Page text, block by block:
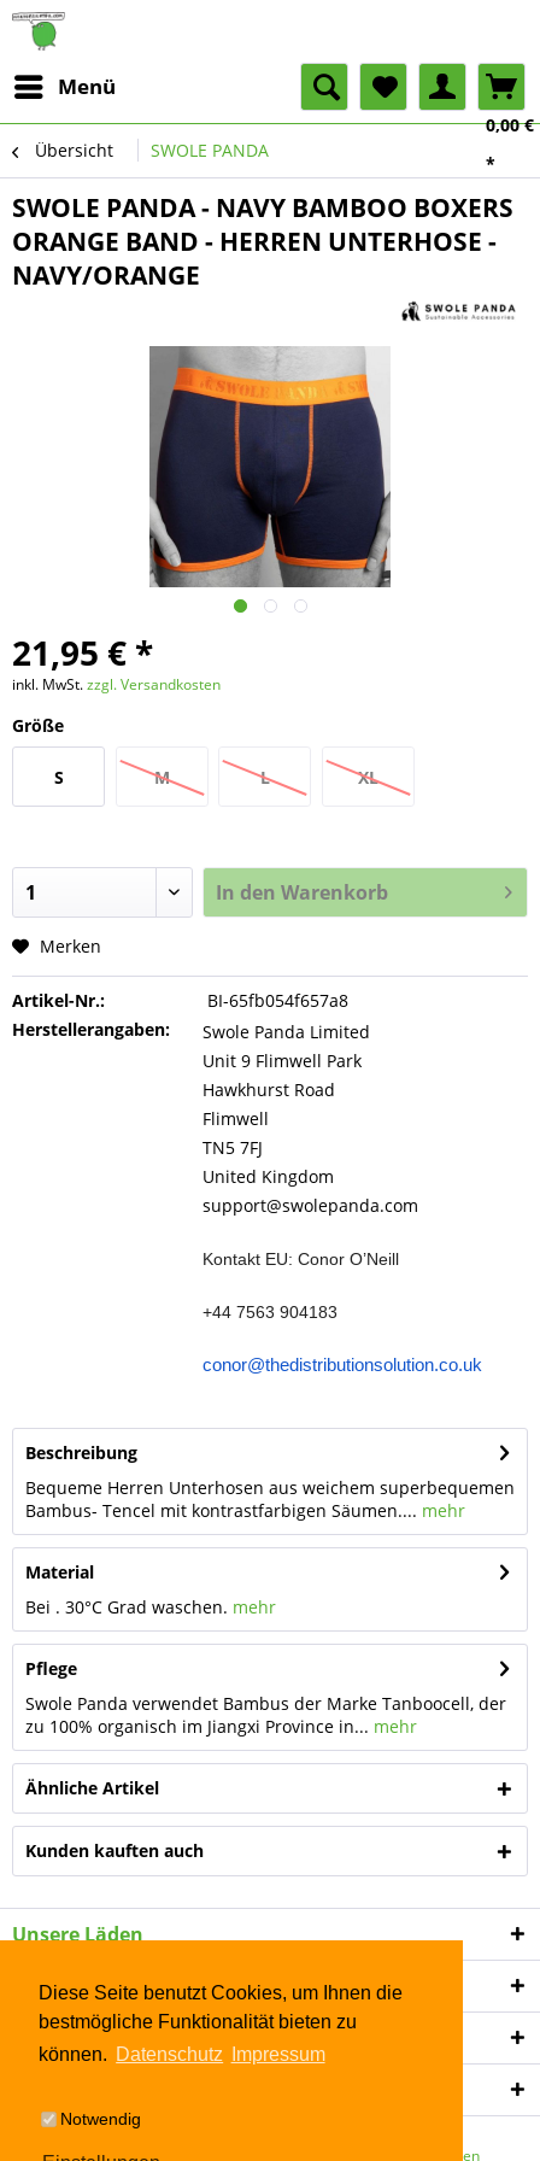
Diese Seite benutzt Cookies, um Ihnen die
bestmögliche Funktionalität bieten zu
können. Datenschutz Impressum
Notwendig
Menü
0,00 €
*
Übersicht SWOLE PANDA
SWOLE PANDA - NAVY BAMBOO BOXERS
ORANGE BAND - HERREN UNTERHOSE -
NAVY/ORANGE
21,95 € *
inkl. MwSt.zzgl. Versandkosten
Größe
S M L XL
In den Warenkorb
Merken
Artikel-Nr.:
BI-65fb054f657a8
Herstellerangaben:
Swole Panda Limited
Unit 9 Flimwell Park
Hawkhurst Road
Flimwell
TN5 7FJ
United Kingdom
support@swolepanda.com
Kontakt EU: Conor O’Neill
+44 7563 904183
conor@thedistributionsolution.co.uk
Beschreibung
Bequeme Herren Unterhosen aus weichem superbequemen
Bambus- Tencel mit kontrastfarbigen Säumen.... mehr
Material
Bei . 30°C Grad waschen. mehr
Pflege
Swole Panda verwendet Bambus der Marke Tanboocell, der
zu 100% organisch im Jiangxi Province in... mehr
Ähnliche Artikel
Kunden kauften auch
Unsere Läden
Shop Service
Informationen
* Alle Preise inkl. gesetzl. Mehrwertsteuer zzgl. Versandkosten